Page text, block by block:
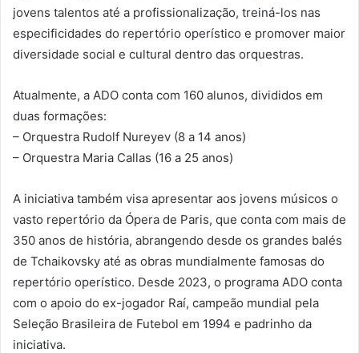
jovens talentos até a profissionalização, treiná-los nas
especificidades do repertório operístico e promover maior
diversidade social e cultural dentro das orquestras.
Atualmente, a ADO conta com 160 alunos, divididos em
duas formações:
– Orquestra Rudolf Nureyev (8 a 14 anos)
– Orquestra Maria Callas (16 a 25 anos)
A iniciativa também visa apresentar aos jovens músicos o
vasto repertório da Ópera de Paris, que conta com mais de
350 anos de história, abrangendo desde os grandes balés
de Tchaikovsky até as obras mundialmente famosas do
repertório operístico. Desde 2023, o programa ADO conta
com o apoio do ex-jogador Raí, campeão mundial pela
Seleção Brasileira de Futebol em 1994 e padrinho da
iniciativa.